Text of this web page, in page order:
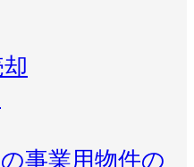
事業用物件の